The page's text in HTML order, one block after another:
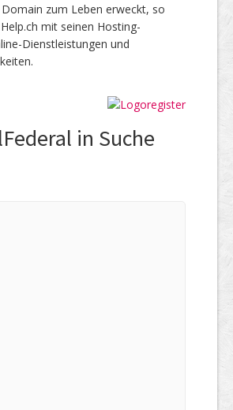
zum Leben erweckt, so
mit seinen Hosting-
Dienstleistungen und
in Suche